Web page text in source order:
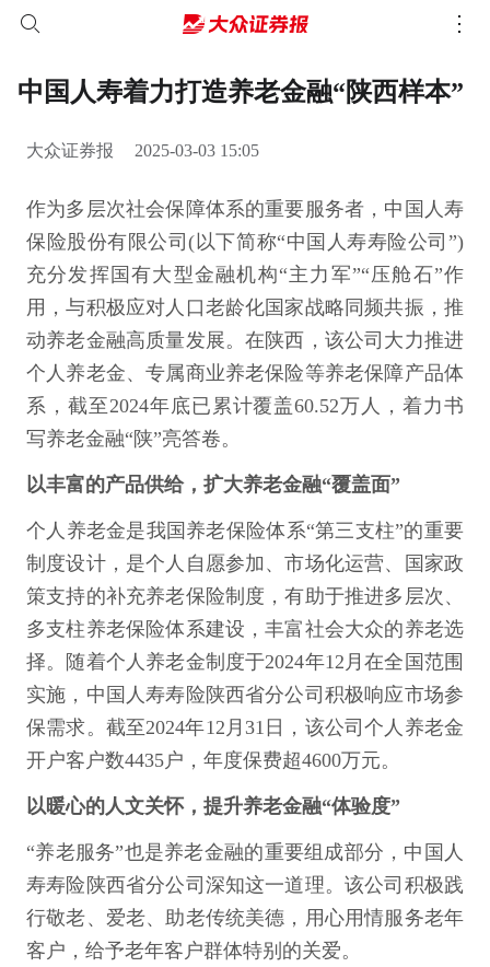
中国人寿着力打造养老金融“陕西样本”
大众证券报 2025-03-03 15:05
作为多层次社会保障体系的重要服务者，中国人寿
保险股份有限公司(以下简称“中国人寿寿险公司”)
充分发挥国有大型金融机构“主力军”“压舱石”作
用，与积极应对人口老龄化国家战略同频共振，推
动养老金融高质量发展。在陕西，该公司大力推进
个人养老金、专属商业养老保险等养老保障产品体
系，截至2024年底已累计覆盖60.52万人，着力书
写养老金融“陕”亮答卷。
以丰富的产品供给，扩大养老金融“覆盖面”
个人养老金是我国养老保险体系“第三支柱”的重要
制度设计，是个人自愿参加、市场化运营、国家政
策支持的补充养老保险制度，有助于推进多层次、
多支柱养老保险体系建设，丰富社会大众的养老选
择。随着个人养老金制度于2024年12月在全国范围
实施，中国人寿寿险陕西省分公司积极响应市场参
保需求。截至2024年12月31日，该公司个人养老金
开户客户数4435户，年度保费超4600万元。
以暖心的人文关怀，提升养老金融“体验度”
“养老服务”也是养老金融的重要组成部分，中国人
寿寿险陕西省分公司深知这一道理。该公司积极践
行敬老、爱老、助老传统美德，用心用情服务老年
客户，给予老年客户群体特别的关爱。